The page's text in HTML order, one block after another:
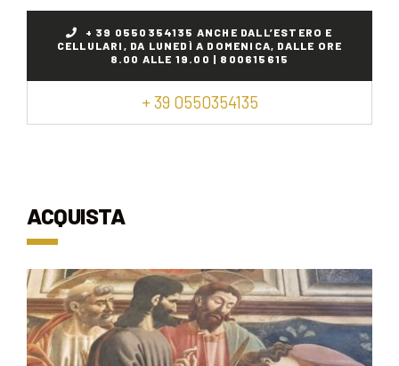
+ 39 0550354135 ANCHE DALL’ESTERO E
CELLULARI, DA LUNEDÌ A DOMENICA, DALLE ORE
8.00 ALLE 19.00 | 800615615
+ 39 0550354135
ACQUISTA